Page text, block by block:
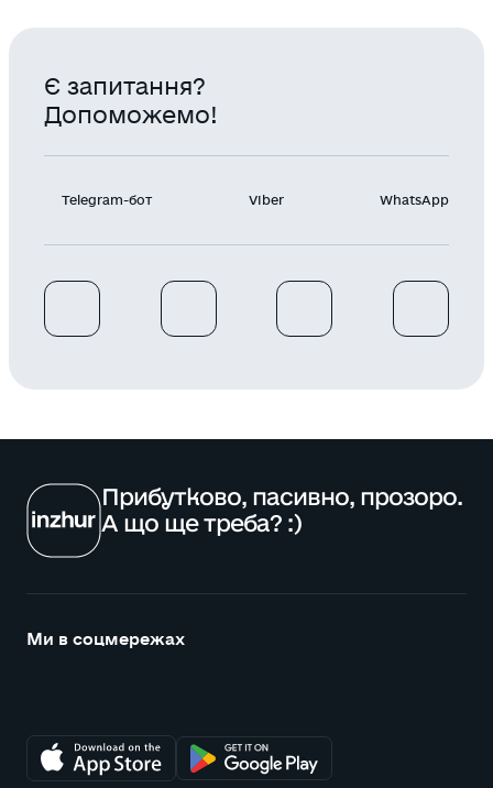
Є запитання?
Допоможемо!
Telegram-бот Viber WhatsApp
Прибутково, пасивно, прозоро.
А що ще треба? :)
Ми в соцмережах